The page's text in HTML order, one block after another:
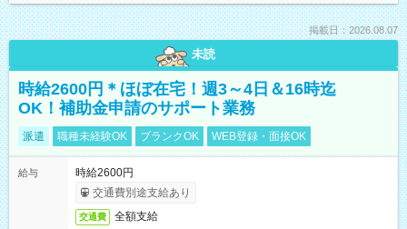
掲載日：2026.08.07
未読
時給2600円＊ほぼ在宅！週3～4日＆16時迄
OK！補助金申請のサポート業務
派遣 職種未経験OK ブランクOK WEB登録・面接OK
給与
時給2600円
交通費別途支給あり
交通費 全額支給